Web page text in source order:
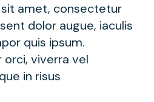
amet, consectetur
dolor augue, iaculis
quis ipsum.
viverra vel
in risus